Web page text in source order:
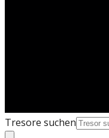
Tresore suchen